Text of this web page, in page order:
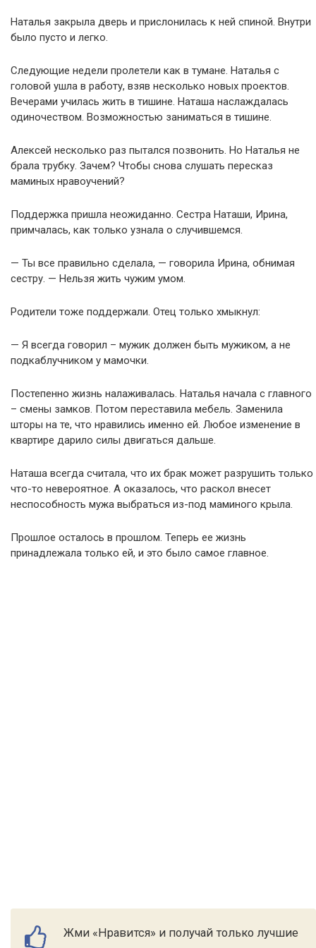
Наталья закрыла дверь и прислонилась к ней спиной. Внутри
было пусто и легко.
Следующие недели пролетели как в тумане. Наталья с
головой ушла в работу, взяв несколько новых проектов.
Вечерами училась жить в тишине. Наташа наслаждалась
одиночеством. Возможностью заниматься в тишине.
Алексей несколько раз пытался позвонить. Но Наталья не
брала трубку. Зачем? Чтобы снова слушать пересказ
маминых нравоучений?
Поддержка пришла неожиданно. Сестра Наташи, Ирина,
примчалась, как только узнала о случившемся.
— Ты все правильно сделала, — говорила Ирина, обнимая
сестру. — Нельзя жить чужим умом.
Родители тоже поддержали. Отец только хмыкнул:
— Я всегда говорил – мужик должен быть мужиком, а не
подкаблучником у мамочки.
Постепенно жизнь налаживалась. Наталья начала с главного
– смены замков. Потом переставила мебель. Заменила
шторы на те, что нравились именно ей. Любое изменение в
квартире дарило силы двигаться дальше.
Наташа всегда считала, что их брак может разрушить только
что-то невероятное. А оказалось, что раскол внесет
неспособность мужа выбраться из-под маминого крыла.
Прошлое осталось в прошлом. Теперь ее жизнь
принадлежала только ей, и это было самое главное.
Жми «Нравится» и получай только лучшие